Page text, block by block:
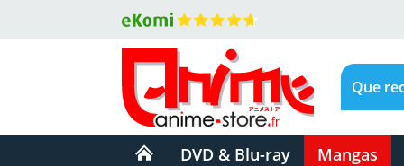
DVD & Blu-ray Mangas